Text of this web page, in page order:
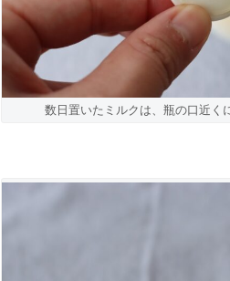
数日置いたミルクは、瓶の口近く